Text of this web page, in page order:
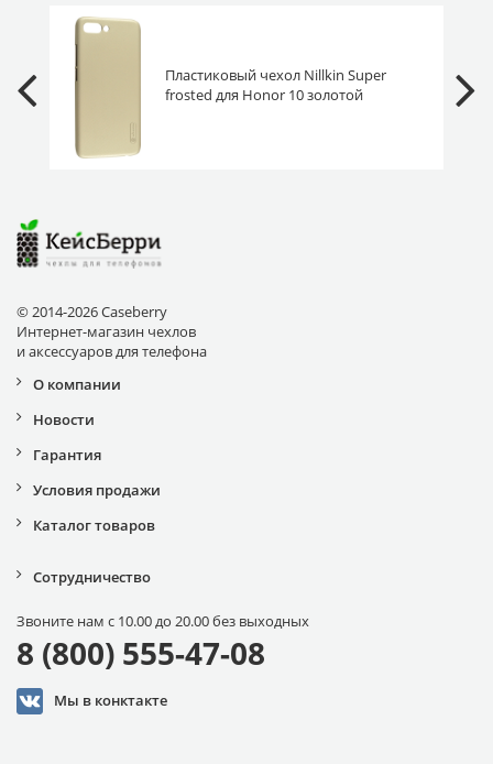
Пластиковый чехол Nillkin Super
frosted для Honor 10 золотой
© 2014-2026 Caseberry
Интернет-магазин чехлов
и аксессуаров для телефона
О компании
Новости
Гарантия
Условия продажи
Каталог товаров
Сотрудничество
Звоните нам с 10.00 до 20.00 без выходных
8 (800) 555-47-08
Мы в конктакте